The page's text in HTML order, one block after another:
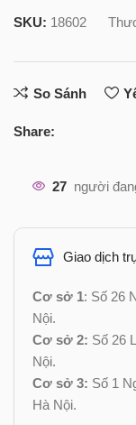
SKU: 18602
So Sánh
Share:
27 người
Giao dịch
Cơ sở 1: Số 26
Nội.
Cơ sở 2: Số 26
Nội.
Cơ sở 3: Số 1
Hà Nội.